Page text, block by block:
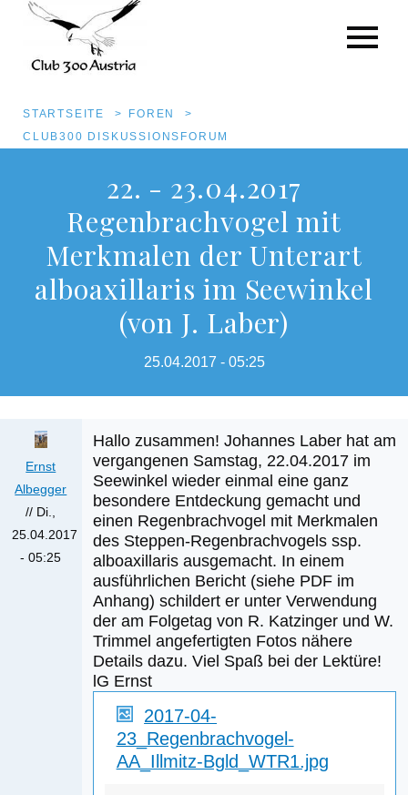
Direkt
Pfadnavigation
STARTSEITE
FOREN
CLUB300 DISKUSSIONSFORUM
22. - 23.04.2017
Regenbrachvogel mit
Merkmalen der Unterart
alboaxillaris im Seewinkel
(von J. Laber)
25.04.2017 - 05:25
Ernst
Albegger
// Di.,
25.04.2017
- 05:25
Hallo zusammen! Johannes Laber hat am
vergangenen Samstag, 22.04.2017 im
Seewinkel wieder einmal eine ganz
besondere Entdeckung gemacht und
einen Regenbrachvogel mit Merkmalen
des Steppen-Regenbrachvogels ssp.
alboaxillaris ausgemacht. In einem
ausführlichen Bericht (siehe PDF im
Anhang) schildert er unter Verwendung
der am Folgetag von R. Katzinger und W.
Trimmel angefertigten Fotos nähere
Details dazu. Viel Spaß bei der Lektüre!
lG Ernst
Anhang
Größe
2017-04-
23_Regenbrachvogel-
AA_Illmitz-Bgld_WTR1.jpg